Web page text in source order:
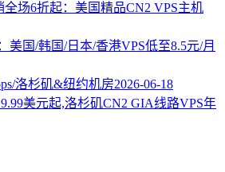
场6折起：美国精品CN2 VPS主机
美国/韩国/日本/香港VPS低至8.5元/月
洛杉矶&纽约机房2026-06-18
美元起,洛杉矶CN2 GIA线路VPS年